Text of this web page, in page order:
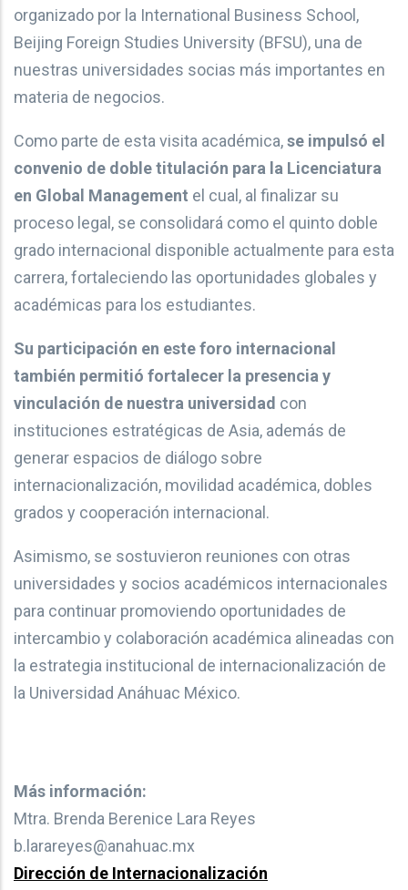
organizado por la International Business School,
Beijing Foreign Studies University (BFSU), una de
nuestras universidades socias más importantes en
materia de negocios.
Como parte de esta visita académica,se impulsó el
convenio de doble titulación para la Licenciatura
en Global Management el cual, al finalizar su
proceso legal, se consolidará como el quinto doble
grado internacional disponible actualmente para esta
carrera, fortaleciendo las oportunidades globales y
académicas para los estudiantes.
Su participación en este foro internacional
también permitió fortalecer la presencia y
vinculación de nuestra universidad con
instituciones estratégicas de Asia, además de
generar espacios de diálogo sobre
internacionalización, movilidad académica, dobles
grados y cooperación internacional.
Asimismo, se sostuvieron reuniones con otras
universidades y socios académicos internacionales
para continuar promoviendo oportunidades de
intercambio y colaboración académica alineadas con
la estrategia institucional de internacionalización de
la Universidad Anáhuac México.
Más información:
Mtra. Brenda Berenice Lara Reyes
b.larareyes@anahuac.mx
Dirección de Internacionalización